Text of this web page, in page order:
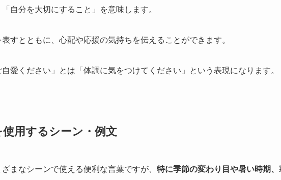
自分を大切にすること」を意味します。
すとともに、心配や応援の気持ちを伝えることができます。
愛ください」とは「体調に気をつけてください」という表現になります。
使用するシーン・例文
まなシーンで使える便利な言葉ですが、 特に季節の変わり目や暑い時期、